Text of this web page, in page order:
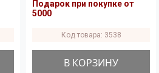
Подарок при покупке от
5000
Код товара: 3538
В КОРЗИНУ